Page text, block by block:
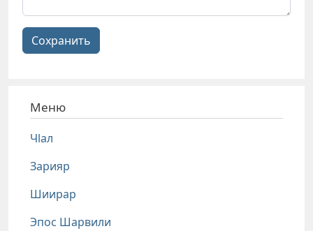
Сохранить
Меню
Чlал
Зарияр
Шиирар
Эпос Шарвили